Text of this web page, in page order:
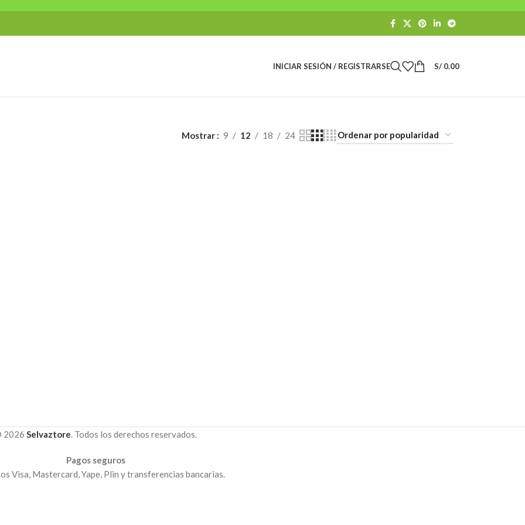
INICIAR SESIÓN / REGISTRARSE S/ 0.00
Mostrar 9 12 18 24
2026 Selvaztore. Todos los derechos reservados.
Pagos seguros
Visa, Mastercard, Yape, Plin y transferencias bancarias.